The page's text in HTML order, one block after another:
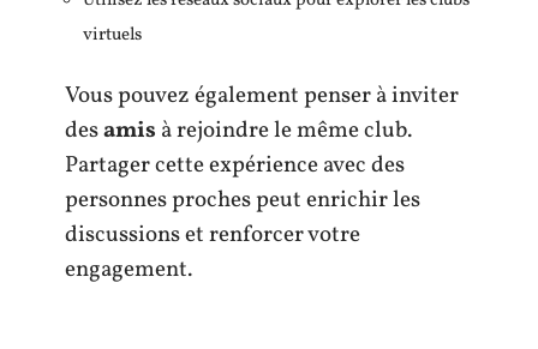
virtuels
Vous pouvez également penser à inviter
desamis à rejoindre le même club.
Partager cette expérience avec des
personnes proches peut enrichir les
discussions et renforcer votre
engagement.